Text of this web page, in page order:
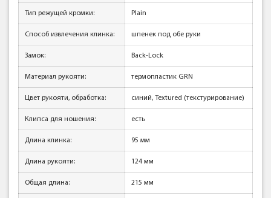
Тип режущей кромки: Plain
Способ извлечения клинка: шпенек под обе руки
Замок: Back-Lock
Материал рукояти: термопластик GRN
Цвет рукояти, обработка: синий, Textured (текстурирование)
Клипса для ношения: есть
Длина клинка: 95 мм
Длина рукояти: 124 мм
Общая длина: 215 мм